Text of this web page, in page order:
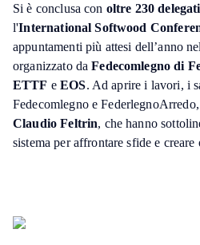
Si è conclusa con oltre 230 delegati
l'International Softwood
appuntamenti più attesi dell’anno
organizzato daFedecomlegno di
ETTF eEOS. Ad aprire i lavori, i
Fedecomlegno e FederlegnoArredo,
Claudio Feltrin, che hanno
sistema per affrontare sfide e